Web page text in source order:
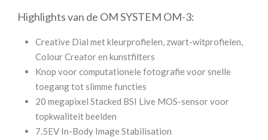
Highlights van de OM SYSTEM OM-3:
Creative Dial met kleurprofielen, zwart-witprofielen,
Colour Creator en kunstfilters
Knop voor computationele fotografie voor snelle
toegang tot slimme functies
20 megapixel Stacked BSI Live MOS-sensor voor
topkwaliteit beelden
7.5EV In-Body Image Stabilisation